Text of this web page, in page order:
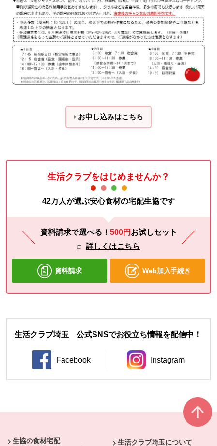
お申し込みはこちら
生活クラブをはじめませんか？
42万人が選ぶ安心食材の宅配生協です
資料請求で選べる！ 500円 お試しセット
詳しくはこちら
資料請求 Web加入手続き
生活クラブ埼玉 公式SNSでお役立ち情報を配信中！
Facebook
別のウィンドウで開きます。
Instagram
別のウィンドウ
生協の食材宅配
生活クラブ埼玉について